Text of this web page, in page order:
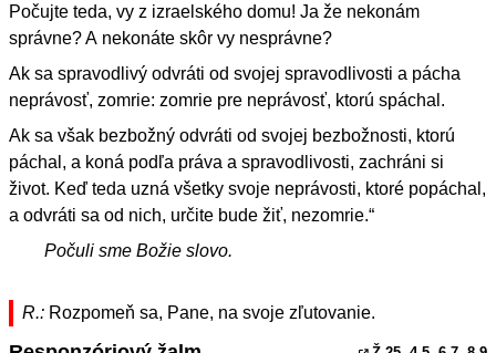
Počujte teda, vy z izraelského domu! Ja že nekonám
správne? A nekonáte skôr vy nesprávne?
Ak sa spravodlivý odvráti od svojej spravodlivosti a pácha
neprávosť, zomrie: zomrie pre neprávosť, ktorú spáchal.
Ak sa však bezbožný odvráti od svojej bezbožnosti, ktorú
páchal, a koná podľa práva a spravodlivosti, zachráni si
život. Keď teda uzná všetky svoje neprávosti, ktoré popáchal,
a odvráti sa od nich, určite bude žiť, nezomrie.“
Počuli sme Božie slovo.
R.: Rozpomeň sa, Pane, na svoje zľutovanie.